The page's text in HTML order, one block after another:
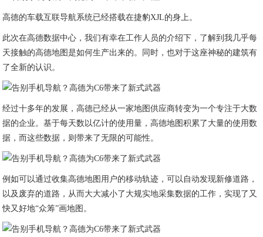
高德的车载互联导航系统已经搭载在捷豹XJL的身上。
此次在高德数据中心，我们有幸在工作人员的介绍下，了解到我几乎每
天接触的高德地图是如何生产出来的。同时，也对于这座神秘的建筑有
了全新的认识。
经过十多年的发展，高德已经从一家地图供应商转变为一个专注于大数
据的企业。基于每天数以亿计的使用量，高德地图积累了大量的使用数
据，而这些数据，则带来了无限的可能性。
例如可以通过收集高德地图用户的移动轨迹，可以自动发现新修道路，
以及废弃的道路，从而大大减小了大规实地采集数据的工作，实现了又
快又好地“众筹”画地图。